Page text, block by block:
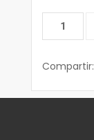
Compartir: